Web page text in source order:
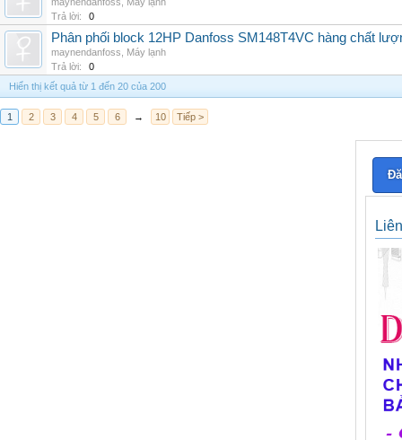
Trả lời:
0
Phân phối block 12HP Danfoss SM148T4VC hàng chất
maynendanfoss
Máy lạnh
Trả lời:
0
Hiển thị kết quả từ 1 đến 20 của 200
1 2 3 4 5 6 → 10 Tiếp >